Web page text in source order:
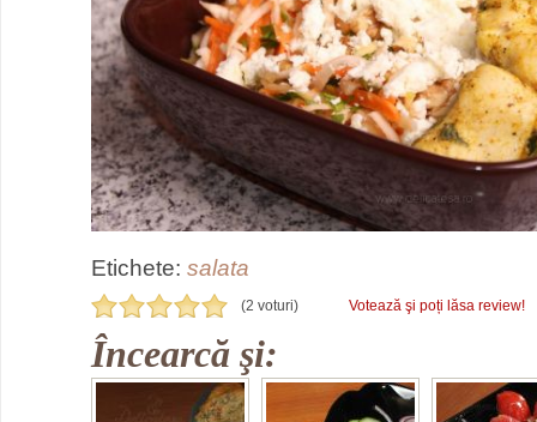
Etichete: salata
(2 voturi) Votează şi poți lăsa review!
Încearcă şi: